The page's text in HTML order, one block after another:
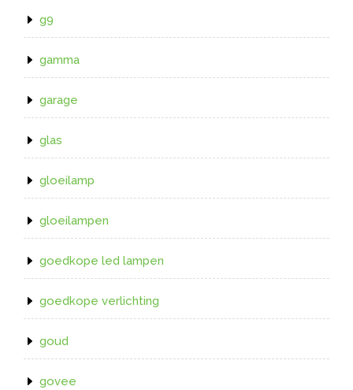
g9
gamma
garage
glas
gloeilamp
gloeilampen
goedkope led lampen
goedkope verlichting
goud
govee